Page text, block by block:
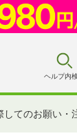
ヘルプ内
してのお願い・